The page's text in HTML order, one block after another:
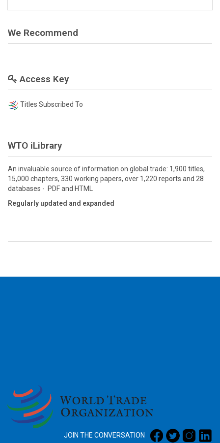
We Recommend
Access Key
Titles Subscribed To
WTO iLibrary
An invaluable source of information on global trade: 1,900 titles,
15,000 chapters, 330 working papers, over 1,220 reports and 28
databases - PDF and HTML
Regularly updated and expanded
JOIN THE CONVERSATION